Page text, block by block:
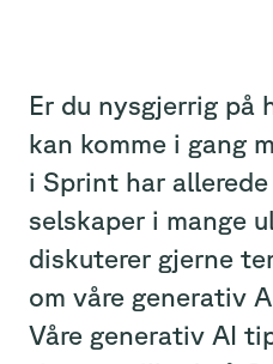
Er du nysgjerrig
kan komme i gang
i Sprint har
selskaper i mange
diskuterer gjerne
om våre generativ
Våre generativ AI